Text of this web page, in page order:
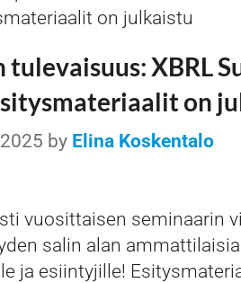
on julkaistu
XBRL
on
by Elina Koskentalo
vuosittaisen seminaarin
salin alan
ja esiintyjille!